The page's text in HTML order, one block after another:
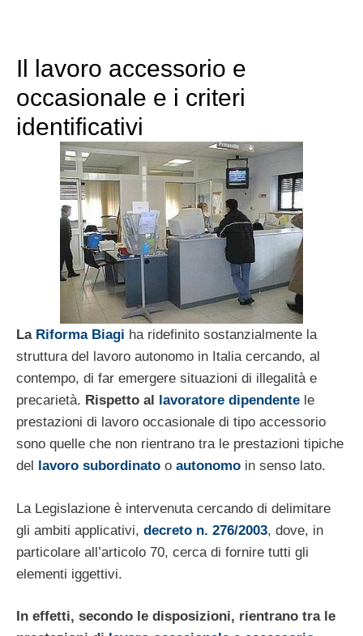
Il lavoro accessorio e
occasionale e i criteri
identificativi
La Riforma Biagi ha ridefinito sostanzialmente la
struttura del lavoro autonomo in Italia cercando, al
contempo, di far emergere situazioni di illegalità e
precarietà. Rispetto al lavoratore dipendente le
prestazioni di lavoro occasionale di tipo accessorio
sono quelle che non rientrano tra le prestazioni tipiche
del
lavoro subordinato o autonomo in senso lato.
La Legislazione è intervenuta cercando di delimitare
gli ambiti applicativi, decreto n. 276/2003, dove, in
particolare all’articolo 70, cerca di fornire tutti gli
elementi iggettivi.
In effetti, secondo le disposizioni, rientrano tra le